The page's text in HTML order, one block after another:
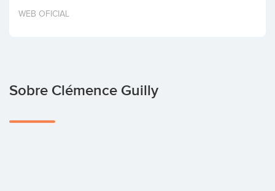
Invertir
WEB OFICIAL
Sobre Clémence Guilly